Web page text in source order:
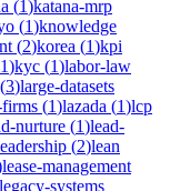
(1)katana-mrp
(1)knowledge
(2)korea (1)kpi
1)kyc (1)labor-law
(3)large-datasets
(1)lazada (1)lcp
nurture (1)lead-
(2)lean
lease-management
legacy-systems